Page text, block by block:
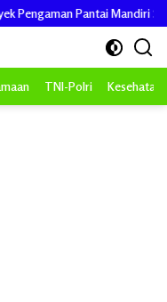
Pantai Mandiri Sejati
TNI-Polri Kesehatan